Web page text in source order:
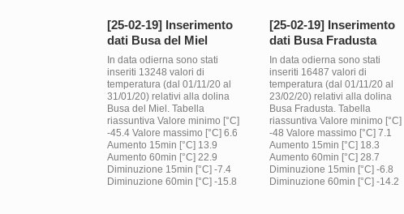
[25-02-19] Inserimento
dati Busa del Miel
In data odierna sono stati
inseriti 13248 valori di
temperatura (dal 01/11/20 al
31/01/20) relativi alla dolina
Busa del Miel. Tabella
riassuntiva Valore minimo [°C]
-45.4 Valore massimo [°C] 6.6
Aumento 15min [°C] 13.9
Aumento 60min [°C] 22.9
Diminuzione 15min [°C] -7.4
Diminuzione 60min [°C] -15.8
[25-02-19] Inserimento
dati Busa Fradusta
In data odierna sono stati
inseriti 16487 valori di
temperatura (dal 01/11/20 al
23/02/20) relativi alla dolina
Busa Fradusta. Tabella
riassuntiva Valore minimo [°C]
-48 Valore massimo [°C] 7.1
Aumento 15min [°C] 18.3
Aumento 60min [°C] 28.7
Diminuzione 15min [°C] -6.8
Diminuzione 60min [°C] -14.2